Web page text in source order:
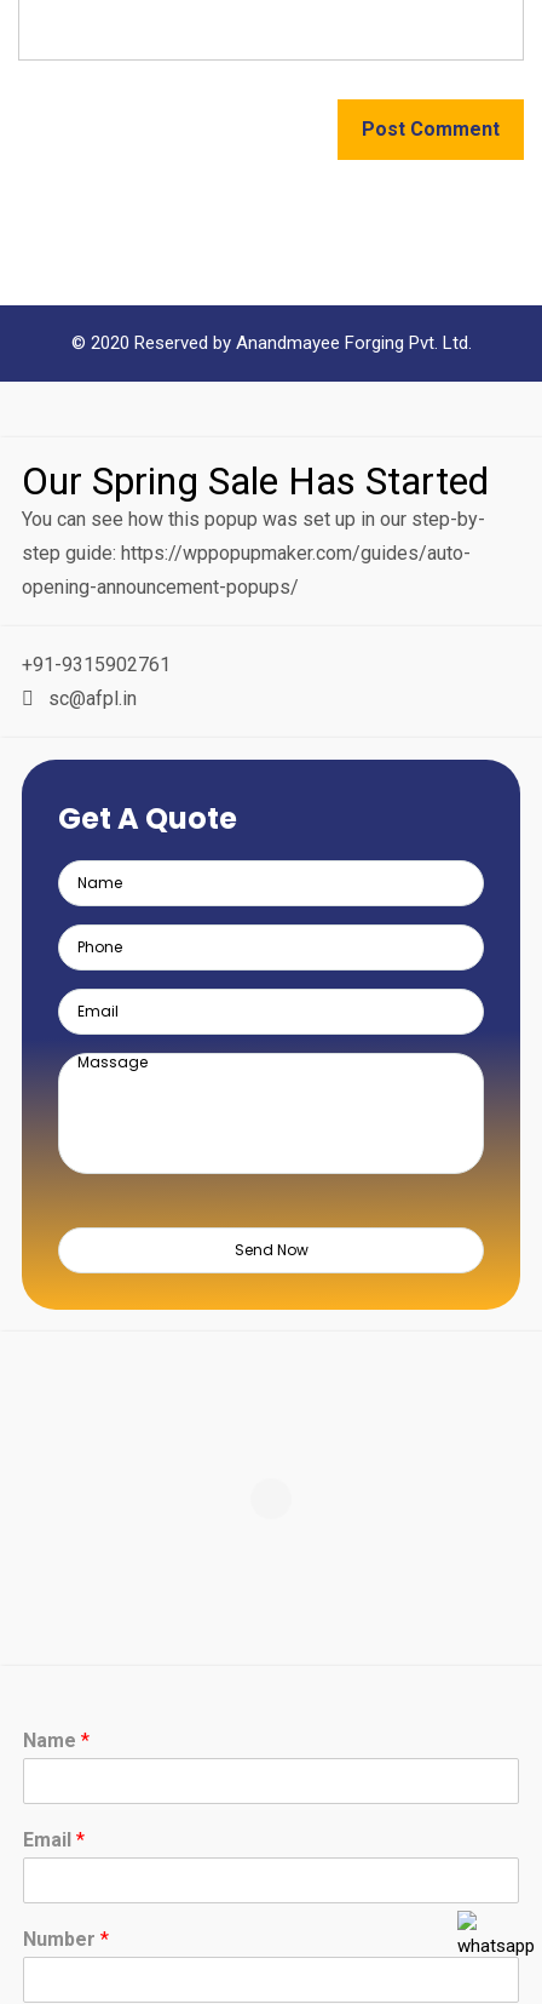
Post Comment
© 2020 Reserved by Anandmayee Forging Pvt. Ltd.
Our Spring Sale Has Started
You can see how this popup was set up in our step-by-
step guide: https://wppopupmaker.com/guides/auto-
opening-announcement-popups/
+91-9315902761
sc@afpl.in
Get A Quote
Name *
Email *
Number *